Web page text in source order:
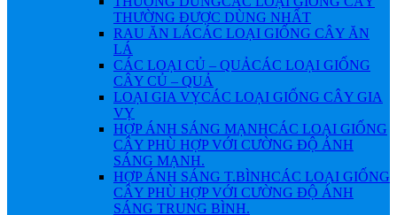
THƯỜNG ĐƯỢC DÙNG NHẤT
RAU ĂN LÁCÁC LOẠI GIỐNG CÂY ĂN
LÁ
CÁC LOẠI CỦ – QUẢCÁC LOẠI GIỐNG
CÂY CỦ – QUẢ
LOẠI GIA VỴCÁC LOẠI GIỐNG CÂY GIA
VỴ
HỢP ÁNH SÁNG MẠNHCÁC LOẠI GIỐNG
CÂY PHÙ HỢP VỚI CƯỜNG ĐỘ ÁNH
SÁNG MẠNH.
HỢP ÁNH SÁNG T.BÌNHCÁC LOẠI GIỐNG
CÂY PHÙ HỢP VỚI CƯỜNG ĐỘ ÁNH
SÁNG TRUNG BÌNH.